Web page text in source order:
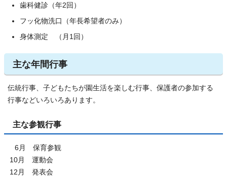
歯科健診（年2回）
フッ化物洗口（年長希望者のみ）
身体測定 （月1回）
主な年間行事
伝統行事、子どもたちが園生活を楽しむ行事、保護者の参加する
行事などいろいろあります。
主な参観行事
6月 保育参観
10月 運動会
12月 発表会